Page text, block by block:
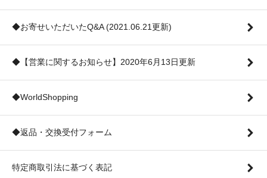
◆お寄せいただいたQ&A (2021.06.21更新)
◆【営業に関するお知らせ】2020年6月13日更新
◆WorldShopping
◆返品・交換受付フォーム
特定商取引法に基づく表記